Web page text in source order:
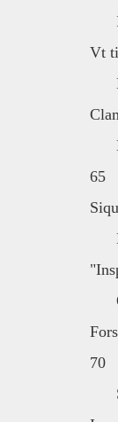
Vt
65
70